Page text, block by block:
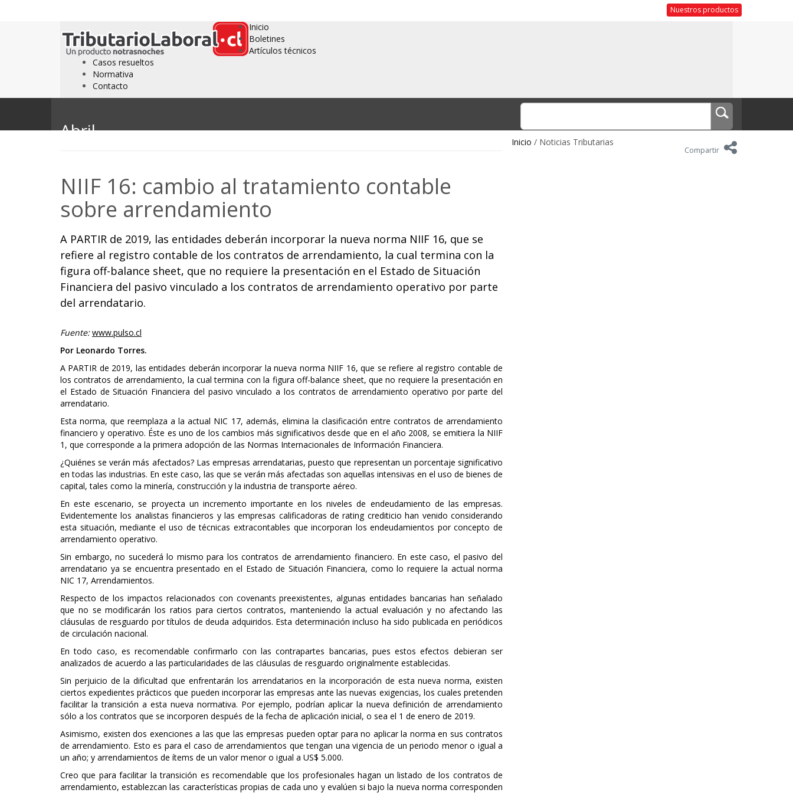
Nuestros productos
Inicio
Boletines
Artículos técnicos
Casos resueltos
Normativa
Contacto
Abril
Inicio / Noticias Tributarias
Compartir
NIIF 16: cambio al tratamiento contable
sobre arrendamiento
A PARTIR de 2019, las entidades deberán incorporar la nueva norma NIIF 16, que se
refiere al registro contable de los contratos de arrendamiento, la cual termina con la
figura off-balance sheet, que no requiere la presentación en el Estado de Situación
Financiera del pasivo vinculado a los contratos de arrendamiento operativo por parte
del arrendatario.
Fuente: www.pulso.cl
Por Leonardo Torres.
A PARTIR de 2019, las entidades deberán incorporar la nueva norma NIIF 16, que se refiere al registro contable de
los contratos de arrendamiento, la cual termina con la figura off-balance sheet, que no requiere la presentación en
el Estado de Situación Financiera del pasivo vinculado a los contratos de arrendamiento operativo por parte del
arrendatario.
Esta norma, que reemplaza a la actual NIC 17, además, elimina la clasificación entre contratos de arrendamiento
financiero y operativo. Éste es uno de los cambios más significativos desde que en el año 2008, se emitiera la NIIF
1, que corresponde a la primera adopción de las Normas Internacionales de Información Financiera.
¿Quiénes se verán más afectados? Las empresas arrendatarias, puesto que representan un porcentaje significativo
en todas las industrias. En este caso, las que se verán más afectadas son aquellas intensivas en el uso de bienes de
capital, tales como la minería, construcción y la industria de transporte aéreo.
En este escenario, se proyecta un incremento importante en los niveles de endeudamiento de las empresas.
Evidentemente los analistas financieros y las empresas calificadoras de rating crediticio han venido considerando
esta situación, mediante el uso de técnicas extracontables que incorporan los endeudamientos por concepto de
arrendamiento operativo.
Sin embargo, no sucederá lo mismo para los contratos de arrendamiento financiero. En este caso, el pasivo del
arrendatario ya se encuentra presentado en el Estado de Situación Financiera, como lo requiere la actual norma
NIC 17, Arrendamientos.
Respecto de los impactos relacionados con covenants preexistentes, algunas entidades bancarias han señalado
que no se modificarán los ratios para ciertos contratos, manteniendo la actual evaluación y no afectando las
cláusulas de resguardo por títulos de deuda adquiridos. Esta determinación incluso ha sido publicada en periódicos
de circulación nacional.
En todo caso, es recomendable confirmarlo con las contrapartes bancarias, pues estos efectos debieran ser
analizados de acuerdo a las particularidades de las cláusulas de resguardo originalmente establecidas.
Sin perjuicio de la dificultad que enfrentarán los arrendatarios en la incorporación de esta nueva norma, existen
ciertos expedientes prácticos que pueden incorporar las empresas ante las nuevas exigencias, los cuales pretenden
facilitar la transición a esta nueva normativa. Por ejemplo, podrían aplicar la nueva definición de arrendamiento
sólo a los contratos que se incorporen después de la fecha de aplicación inicial, o sea el 1 de enero de 2019.
Asimismo, existen dos exenciones a las que las empresas pueden optar para no aplicar la norma en sus contratos
de arrendamiento. Esto es para el caso de arrendamientos que tengan una vigencia de un periodo menor o igual a
un año; y arrendamientos de ítems de un valor menor o igual a US$ 5.000.
Creo que para facilitar la transición es recomendable que los profesionales hagan un listado de los contratos de
arrendamiento, establezcan las características propias de cada uno y evalúen si bajo la nueva norma corresponden